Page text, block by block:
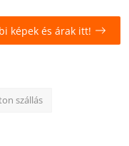
képek és árak itt!
szállás